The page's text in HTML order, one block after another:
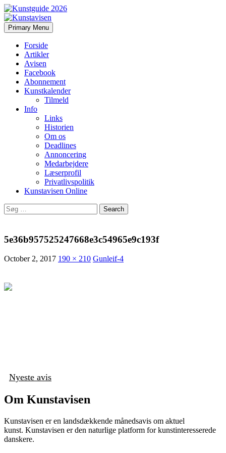
Kunstavisen
Search
Primary Menu Skip
to
Forside
Artikler
Avisen
Facebook
Abonnement
Kunstkalender
Tilmeld
Info
Links
Historien
Om os
Deadlines
Annoncering
Medarbejdere
Læserprofil
Privatlivspolitik
Kunstavisen Online
Search
for:
5e36b957525247668e3c54965e9c193f
October 2, 2017 190 × 210 Gunleif-4
Nyeste avis
Om Kunstavisen
Kunstavisen er en landsdækkende månedsavis om aktuel
kunst. Kunstavisen er den naturlige platform for kunstinteresserede
danskere.